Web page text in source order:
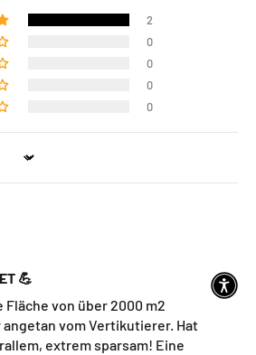
2
0
0
0
0
💪
Fläche von über 2000 m2
vom Vertikutierer. Hat
extrem sparsam! Eine